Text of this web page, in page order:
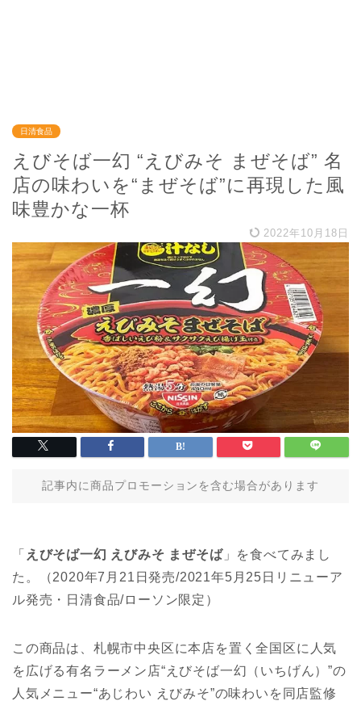
日清食品
えびそば一幻 “えびみそ まぜそば” 名
店の味わいを“まぜそば”に再現した風
味豊かな一杯
2022年10月18日
記事内に商品プロモーションを含む場合があります
「 えびそば一幻 えびみそ まぜそば」を食べてみまし
た。（2020年7月21日発売/2021年5月25日リニューア
ル発売・日清食品/ローソン限定）
この商品は、札幌市中央区に本店を置く全国区に人気
を広げる有名ラーメン店“えびそば一幻（いちげん）”の
人気メニュー“あじわい えびみそ”の味わいを同店監修